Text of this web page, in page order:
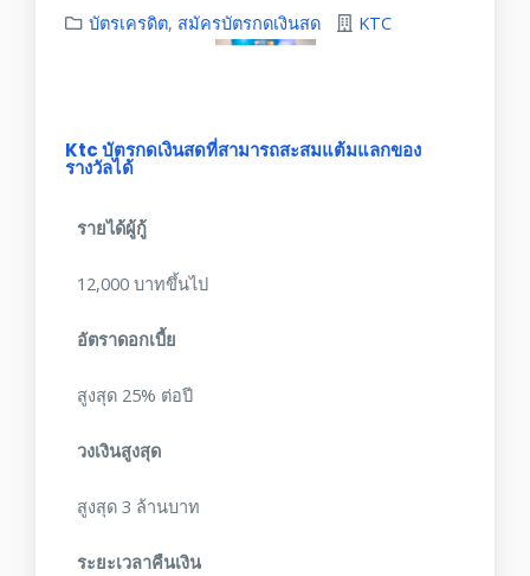
บัตรเครดิต, สมัครบัตรกดเงินสด KTC
Ktc บัตรกดเงินสดที่สามารถสะสมแต้มแลกของ
รางวัลได้
รายได้ผู้กู้
12,000 บาทขึ้นไป
อัตราดอกเบี้ย
สูงสุด 25% ต่อปี
วงเงินสูงสุด
สูงสุด 3 ล้านบาท
ระยะเวลาคืนเงิน